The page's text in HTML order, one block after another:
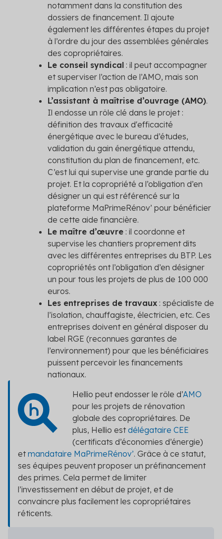
notamment dans la constitution des
dossiers de financement. Il ajoute
également les différentes étapes du projet
à l’ordre du jour des assemblées générales
des copropriétaires.
Le conseil syndical : il peut accompagner
et superviser l’action de l’AMO, mais son
implication n’est pas obligatoire.
L’assistant à maîtrise d’ouvrage (AMO).
Il endosse un rôle clé dans le projet :
définition des travaux d'efficacité
énergétique avec le bureau d’études,
validation du gain énergétique attendu,
constitution du plan de financement, etc.
C’est lui qui supervise une grande partie du
projet. Et la copropriété a l’obligation d’en
désigner un qui est référencé sur la
plateforme MaPrimeRénov’ pour bénéficier
de cette aide financière.
Le maître d’œuvre : il coordonne et
supervise les chantiers proprement dits
avec les différentes entreprises du BTP. Les
copropriétés ont l’obligation d’en désigner
un pour tous les projets de plus de 100 000
euros.
Les entreprises de travaux : spécialiste de
l’isolation, chauffagiste, électricien, etc. Ces
entreprises doivent en général disposer du
label RGE (reconnues garantes de
l’environnement) pour que les bénéficiaires
puissent percevoir les financements
nationaux.
Hellio peut endosser le rôle d’AMO
pour les projets de rénovation
globale des copropriétaires. De
plus, Hellio est délégataire CEE
(certificats d’économies d’énergie)
et mandataire MaPrimeRénov’. Grâce à ce statut,
ses équipes peuvent proposer un préfinancement
des primes. Cela permet de limiter
l’investissement en début de projet, et de
convaincre plus facilement les copropriétaires
réticents.